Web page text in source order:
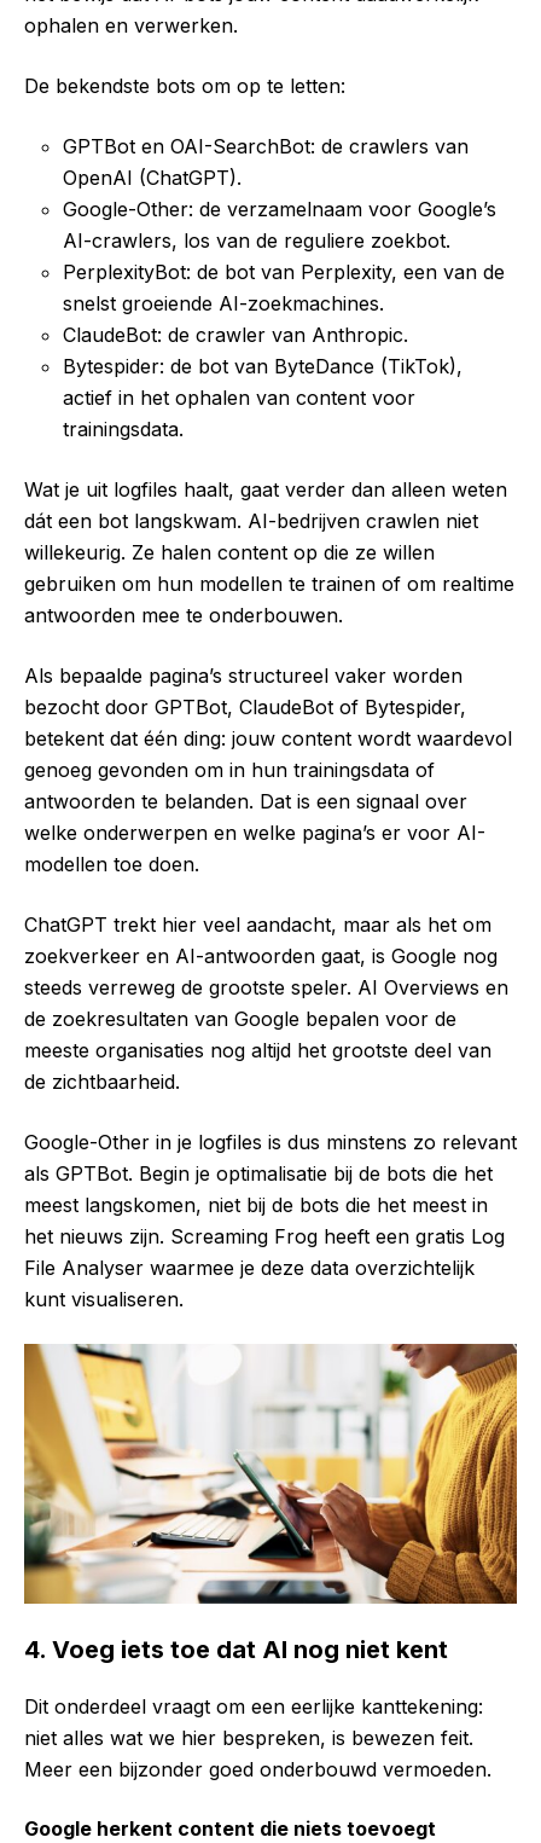
ophalen en verwerken.
De bekendste bots om op te letten:
GPTBot en OAI-SearchBot: de crawlers van
OpenAI (ChatGPT).
Google-Other: de verzamelnaam voor Google’s
AI-crawlers, los van de reguliere zoekbot.
PerplexityBot: de bot van Perplexity, een van de
snelst groeiende AI-zoekmachines.
ClaudeBot: de crawler van Anthropic.
Bytespider: de bot van ByteDance (TikTok),
actief in het ophalen van content voor
trainingsdata.
Wat je uit logfiles haalt, gaat verder dan alleen weten
dát een bot langskwam. AI-bedrijven crawlen niet
willekeurig. Ze halen content op die ze willen
gebruiken om hun modellen te trainen of om realtime
antwoorden mee te onderbouwen.
Als bepaalde pagina’s structureel vaker worden
bezocht door GPTBot, ClaudeBot of Bytespider,
betekent dat één ding: jouw content wordt waardevol
genoeg gevonden om in hun trainingsdata of
antwoorden te belanden. Dat is een signaal over
welke onderwerpen en welke pagina’s er voor AI-
modellen toe doen.
ChatGPT trekt hier veel aandacht, maar als het om
zoekverkeer en AI-antwoorden gaat, is Google nog
steeds verreweg de grootste speler. AI Overviews en
de zoekresultaten van Google bepalen voor de
meeste organisaties nog altijd het grootste deel van
de zichtbaarheid.
Google-Other in je logfiles is dus minstens zo relevant
als GPTBot. Begin je optimalisatie bij de bots die het
meest langskomen, niet bij de bots die het meest in
het nieuws zijn. Screaming Frog heeft een gratis Log
File Analyser waarmee je deze data overzichtelijk
kunt visualiseren.
4. Voeg iets toe dat AI nog niet kent
Dit onderdeel vraagt om een eerlijke kanttekening:
niet alles wat we hier bespreken, is bewezen feit.
Meer een bijzonder goed onderbouwd vermoeden.
Google herkent content die niets toevoegt